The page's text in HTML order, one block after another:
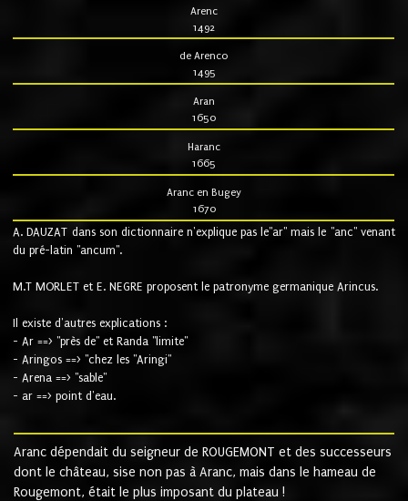
Arenc
1492
de Arenco
1495
Aran
1650
Haranc
1665
Aranc en Bugey
1670
A. DAUZAT dans son dictionnaire n'explique pas le"ar" mais le "anc" venant
du pré-latin "ancum".
M.T MORLET et E. NEGRE proposent le patronyme germanique Arincus.
Il existe d'autres explications :
- Ar ==> "près de" et Randa "limite"
- Aringos ==> "chez les "Aringi"
- Arena ==> "sable"
- ar ==> point d'eau.
Aranc dépendait du seigneur de ROUGEMONT et des successeurs
dont le château, sise non pas à Aranc, mais dans le hameau de
Rougemont, était le plus imposant du plateau !